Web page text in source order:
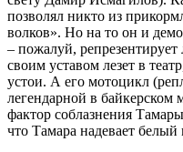
позволял никто из
волков». Но на то он и
– пожалуй,
своим уставом лезет в
устои. А его мотоцикл
легендарной в
фактор соблазнения
что Тамара надевает